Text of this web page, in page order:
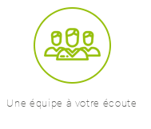
Une équipe à votre écoute